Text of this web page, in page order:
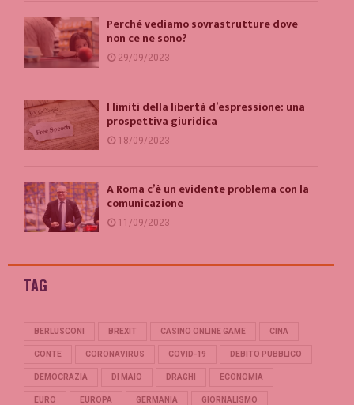
Perché vediamo sovrastrutture dove
non ce ne sono?
29/09/2023
I limiti della libertà d’espressione: una
prospettiva giuridica
18/09/2023
A Roma c’è un evidente problema con la
comunicazione
11/09/2023
TAG
BERLUSCONI BREXIT CASINO ONLINE GAME CINA
CONTE CORONAVIRUS COVID-19 DEBITO PUBBLICO
DEMOCRAZIA DI MAIO DRAGHI ECONOMIA
EURO EUROPA GERMANIA GIORNALISMO